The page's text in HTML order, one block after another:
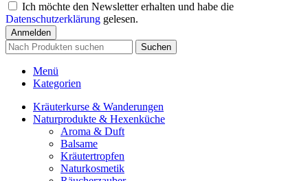
Ich möchte den Newsletter erhalten und habe die
Datenschutzerklärung gelesen.
Anmelden
Suchen
Menü
Kategorien
Kräuterkurse & Wanderungen
Naturprodukte & Hexenküche
Aroma & Duft
Balsame
Kräutertropfen
Naturkosmetik